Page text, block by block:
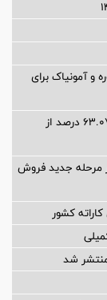
و آمونیاک برای
مجمع عمومی عادی سالیانه بانک تجارت با حضور ۶۳.۰۷ درصد از
مرحله جدید فروش
كشور